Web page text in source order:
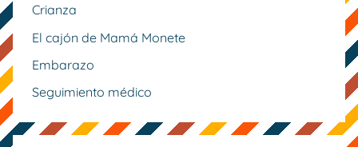
Crianza
El cajón de Mamá Monete
Embarazo
Seguimiento médico